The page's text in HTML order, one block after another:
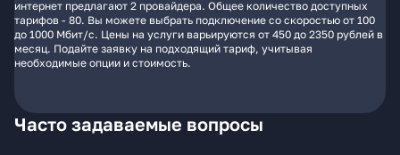
интернет предлагают 2 провайдера. Общее количество доступных
тарифов - 80. Вы можете выбрать подключение со скоростью от 100
до 1000 Мбит/с. Цены на услуги варьируются от 450 до 2350 рублей в
месяц. Подайте заявку на подходящий тариф, учитывая
необходимые опции и стоимость.
Часто задаваемые вопросы